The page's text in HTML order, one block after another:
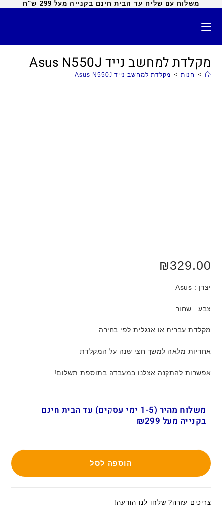
משלוח עם שליח עד הבית חינם בקנייה מעל 299 ש"ח
מקלדת למחשב נייד Asus N550J
> חנות > מקלדת למחשב נייד Asus N550J
₪329.00
יצרן : Asus
צבע : שחור
מקלדת עברית או אנגלית לפי בחירה
אחריות מלאה למשך חצי שנה על המקלדת
אפשרות להתקנה אצלנו במעבדה בתוספת תשלום!
משלוח מהיר (1-5 ימי עסקים) עד הבית חינם
בקנייה מעל ₪299
הוספה לסל
צריכים עזרה? שלחו לנו הודעה!